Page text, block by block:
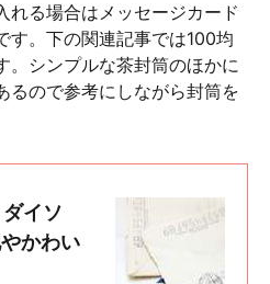
れる場合はメッセージカード
す。下の関連記事では100均
。シンプルな茶封筒のほかに
るので参考にしながら封筒を
イソ
かわい